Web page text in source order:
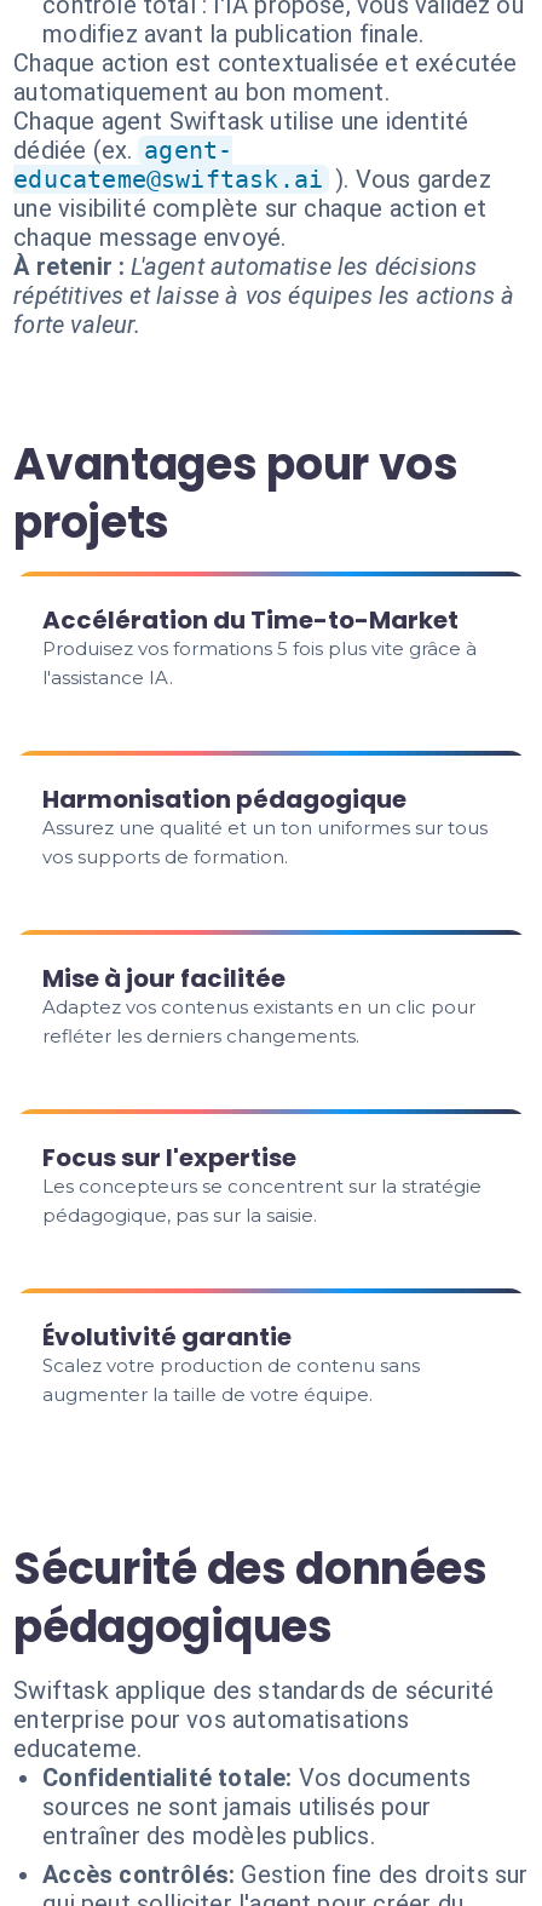
modifiez avant la publication finale.
Chaque action est contextualisée et exécutée
automatiquement au bon moment.
Chaque agent Swiftask utilise une identité
dédiée (ex. agent-
educateme@swiftask.ai ). Vous gardez
une visibilité complète sur chaque action et
chaque message envoyé.
À retenir : L'agent automatise les décisions
répétitives et laisse à vos équipes les actions à
forte valeur.
Avantages pour vos
projets
Accélération du Time-to-Market
Produisez vos formations 5 fois plus vite grâce à
l'assistance IA.
Harmonisation pédagogique
Assurez une qualité et un ton uniformes sur tous
vos supports de formation.
Mise à jour facilitée
Adaptez vos contenus existants en un clic pour
refléter les derniers changements.
Focus sur l'expertise
Les concepteurs se concentrent sur la stratégie
pédagogique, pas sur la saisie.
Évolutivité garantie
Scalez votre production de contenu sans
augmenter la taille de votre équipe.
Sécurité des données
pédagogiques
Swiftask applique des standards de sécurité
enterprise pour vos automatisations
educateme.
Confidentialité totale: Vos documents
sources ne sont jamais utilisés pour
entraîner des modèles publics.
Accès contrôlés: Gestion fine des droits sur